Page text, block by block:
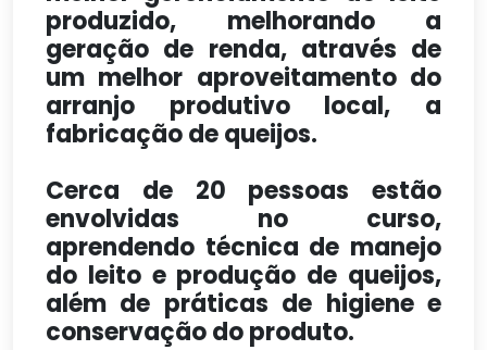
produzido, melhorando a
geração de renda, através de
um melhor aproveitamento do
arranjo produtivo local, a
fabricação de queijos.
Cerca de 20 pessoas estão
envolvidas no curso,
aprendendo técnica de manejo
do leito e produção de queijos,
além de práticas de higiene e
conservação do produto.